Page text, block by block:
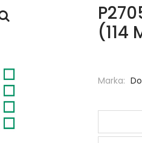
(114
Marka